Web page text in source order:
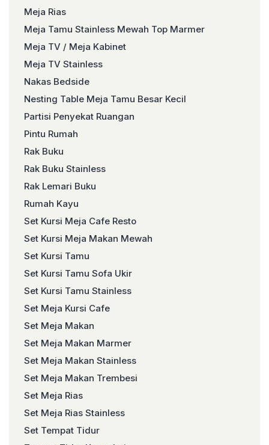
Meja Rias
Meja Tamu Stainless Mewah Top Marmer
Meja TV / Meja Kabinet
Meja TV Stainless
Nakas Bedside
Nesting Table Meja Tamu Besar Kecil
Partisi Penyekat Ruangan
Pintu Rumah
Rak Buku
Rak Buku Stainless
Rak Lemari Buku
Rumah Kayu
Set Kursi Meja Cafe Resto
Set Kursi Meja Makan Mewah
Set Kursi Tamu
Set Kursi Tamu Sofa Ukir
Set Kursi Tamu Stainless
Set Meja Kursi Cafe
Set Meja Makan
Set Meja Makan Marmer
Set Meja Makan Stainless
Set Meja Makan Trembesi
Set Meja Rias
Set Meja Rias Stainless
Set Tempat Tidur